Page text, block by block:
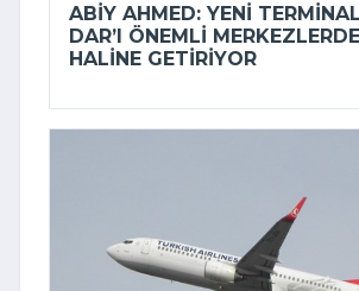
ABIY AHMED: YENI
DAR’I ÖNEMLI
HALINE GETIRIYOR